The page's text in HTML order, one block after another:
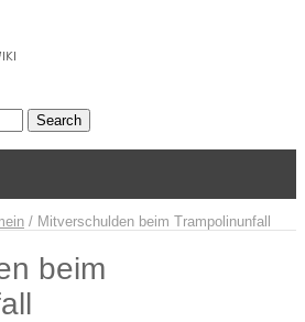
/ Mitverschulden beim Trampolinunfall
beim